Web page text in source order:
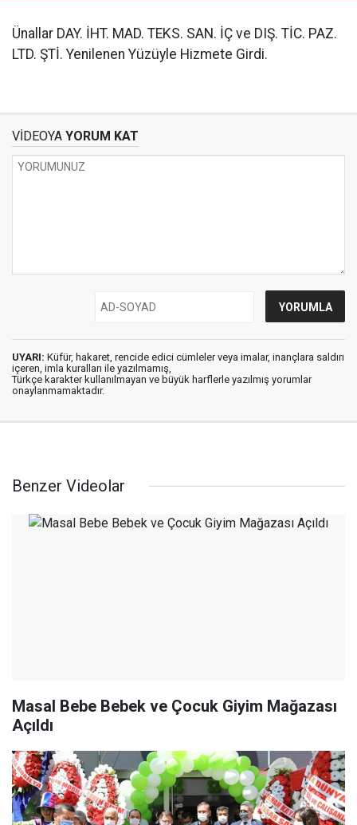
Ünallar DAY. İHT. MAD. TEKS. SAN. İÇ ve DIŞ. TİC. PAZ.
LTD. ŞTİ. Yenilenen Yüzüyle Hizmete Girdi.
VİDEOYA YORUM KAT
UYARI: Küfür, hakaret, rencide edici cümleler veya imalar, inançlara saldırı
içeren, imla kuralları ile yazılmamış,
Türkçe karakter kullanılmayan ve büyük harflerle yazılmış yorumlar
onaylanmamaktadır.
Benzer Videolar
Masal Bebe Bebek ve Çocuk Giyim Mağazası
Açıldı